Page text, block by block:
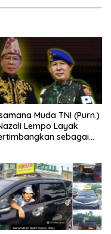
Muda TNI (Purn.)
Lempo Layak
sebagai
terhadap
Hukum